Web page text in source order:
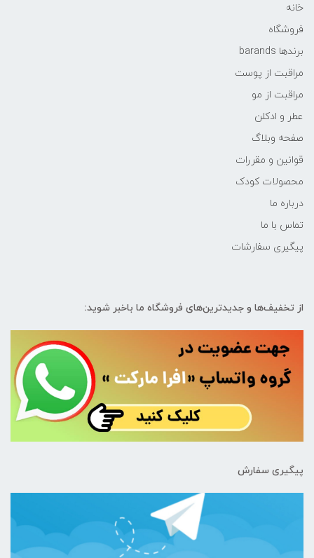
خانه
فروشگاه
برندها barands
مراقبت از پوست
مراقبت از مو
عطر و ادکلن
صفحه وبلاگ
قوانین و مقررات
محصولات کودک
درباره ما
تماس با ما
پیگیری سفارشات
از تخفیف‌ها و جدیدترین‌های فروشگاه ما باخبر شوید:
پیگیری سفارش